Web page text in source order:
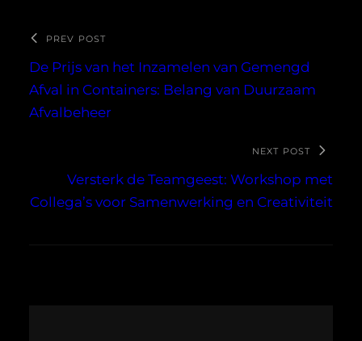
PREV POST
De Prijs van het Inzamelen van Gemengd
Afval in Containers: Belang van Duurzaam
Afvalbeheer
NEXT POST
Versterk de Teamgeest: Workshop met
Collega’s voor Samenwerking en Creativiteit